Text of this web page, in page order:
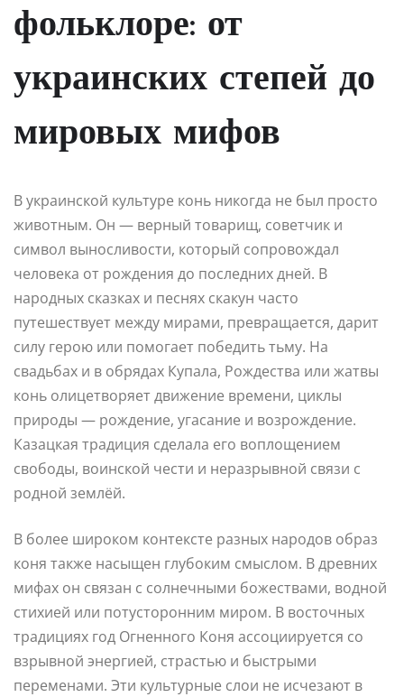
фольклоре: от
украинских степей до
мировых мифов
В украинской культуре конь никогда не был просто
животным. Он — верный товарищ, советчик и
символ выносливости, который сопровождал
человека от рождения до последних дней. В
народных сказках и песнях скакун часто
путешествует между мирами, превращается, дарит
силу герою или помогает победить тьму. На
свадьбах и в обрядах Купала, Рождества или жатвы
конь олицетворяет движение времени, циклы
природы — рождение, угасание и возрождение.
Казацкая традиция сделала его воплощением
свободы, воинской чести и неразрывной связи с
родной землёй.
В более широком контексте разных народов образ
коня также насыщен глубоким смыслом. В древних
мифах он связан с солнечными божествами, водной
стихией или потусторонним миром. В восточных
традициях год Огненного Коня ассоциируется со
взрывной энергией, страстью и быстрыми
переменами. Эти культурные слои не исчезают в